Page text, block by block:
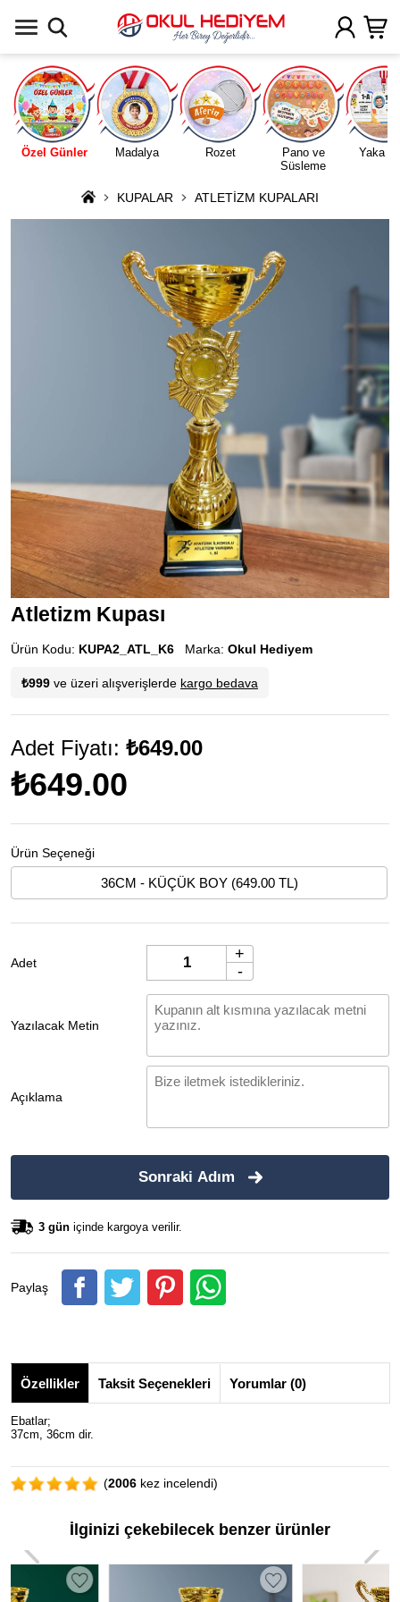
Özel Günler Madalya Rozet
Pano ve
Süsleme
Yaka
KUPALAR ATLETİZM KUPALARI
Atletizm Kupası
Ürün Kodu: KUPA2_ATL_K6 Marka: Okul Hediyem
₺999 ve üzeri alışverişlerde kargo bedava
Adet Fiyatı: ₺649.00
₺649.00
Ürün Seçeneği
36CM - KÜÇÜK BOY (649.00 TL)
Adet
+
-
Yazılacak Metin
Açıklama
Sonraki Adım
3 gün içinde kargoya verilir.
Paylaş
Özellikler Taksit Seçenekleri Yorumlar (0)
Ebatlar;
37cm, 36cm dir.
(2006 kez incelendi)
İlginizi çekebilecek benzer ürünler
Uygulamada Aç